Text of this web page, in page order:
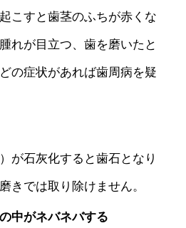
こすと歯茎のふちが赤くな
れが目立つ、歯を磨いたと
の症状があれば歯周病を疑
が石灰化すると歯石となり
きでは取り除けません。
中がネバネバする